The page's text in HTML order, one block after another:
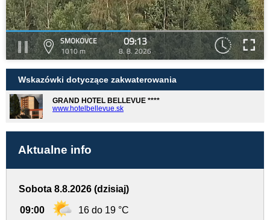
SMOKOVCE
1010 m
09:13
8. 8. 2026
Wskazówki dotyczące zakwaterowania
GRAND HOTEL BELLEVUE ****
www.hotelbellevue.sk
Aktualne info
Sobota 8.8.2026 (dzisiaj)
09:00 16 do 19 °C